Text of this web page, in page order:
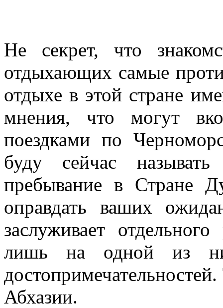
Не секрет, что
отдыхающих самые
отдыхе в этой стране
мнения, что могут
поездками по
буду сейчас
пребывание в Стране
оправдать ваших
заслуживает
лишь на одной из
Абхазии.